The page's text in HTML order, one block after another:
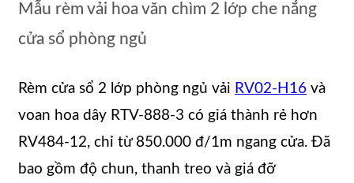
Mẫu rèm vải hoa văn chìm 2 lớp che nắng
cửa sổ phòng ngủ
Rèm cửa sổ 2 lớp phòng ngủ vải RV02-H16 và
voan hoa dây RTV-888-3 có giá thành rẻ hơn
RV484-12, chỉ từ 850.000 đ/1m ngang cửa. Đã
bao gồm độ chun, thanh treo và giá đỡ